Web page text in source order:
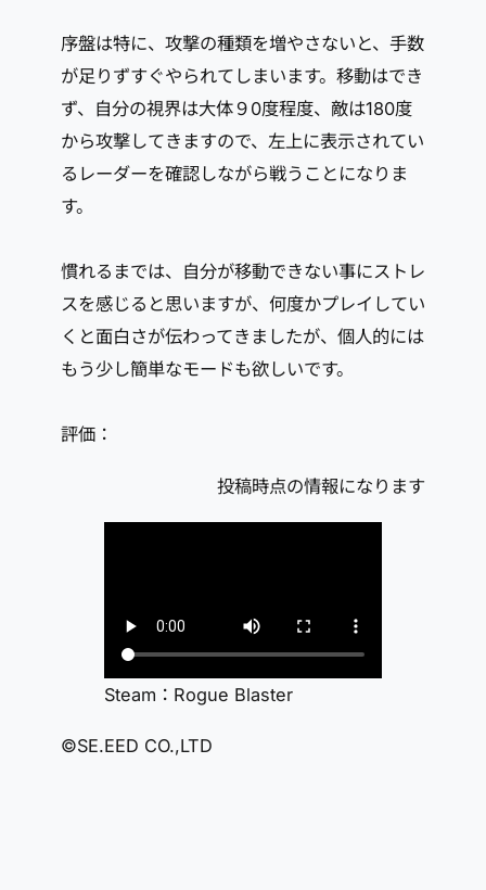
序盤は特に、攻撃の種類を増やさないと、手数
が足りずすぐやられてしまいます。移動はでき
ず、自分の視界は大体９0度程度、敵は180度
から攻撃してきますので、左上に表示されてい
るレーダーを確認しながら戦うことになりま
す。
慣れるまでは、自分が移動できない事にストレ
スを感じると思いますが、何度かプレイしてい
くと面白さが伝わってきましたが、個人的には
もう少し簡単なモードも欲しいです。
評価：
投稿時点の情報になります
Steam：Rogue Blaster
©SE.EED CO.,LTD